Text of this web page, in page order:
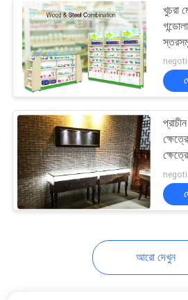
প্রসাধনী প্রদর্শন
জুতো প্রদর্শন তাক
খুচরা
আরো দেখুন